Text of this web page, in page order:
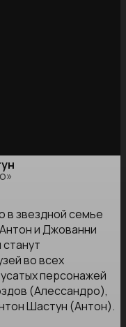
в звездной семье
и Джованни
во всех
персонажей
(Алессандро),
Шастун (Антон).